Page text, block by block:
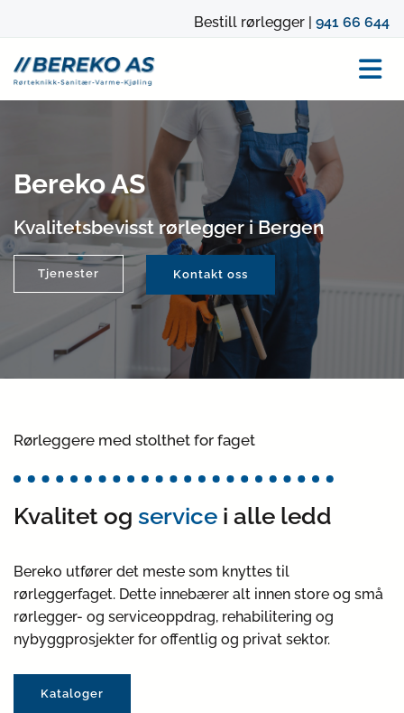
Bestill rørlegger | 941 66 644
Bereko AS
Kvalitetsbevisst rørlegger i Bergen
Tjenester Kontakt oss
Rørleggere med stolthet for faget
Kvalitet og service i alle ledd
Bereko utfører det meste som knyttes til
rørleggerfaget. Dette innebærer alt innen store og små
rørlegger- og serviceoppdrag, rehabilitering og
nybyggprosjekter for offentlig og privat sektor.
Kataloger